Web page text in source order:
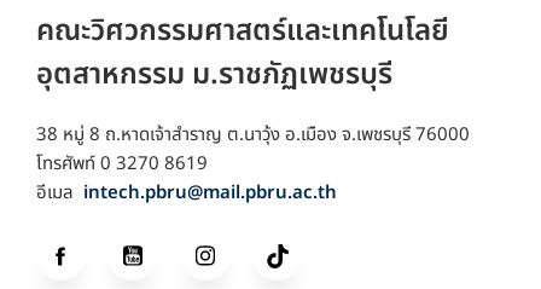
คณะวิศวกรรมศาสตร์และเทคโนโลยี
อุตสาหกรรม ม.ราชภัฏเพชรบุรี
38 หมู่ 8 ถ.หาดเจ้าสำราญ ต.นาวุ้ง อ.เมือง จ.เพชรบุรี 76000
โทรศัพท์ 0 3270 8619
อีเมล intech.pbru@mail.pbru.ac.th